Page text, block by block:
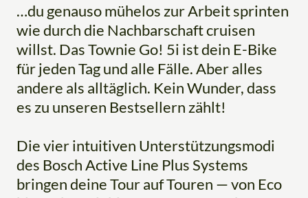
…du genauso mühelos zur Arbeit sprinten
wie durch die Nachbarschaft cruisen
willst. Das Townie Go! 5i ist dein E-Bike
für jeden Tag und alle Fälle. Aber alles
andere als alltäglich. Kein Wunder, dass
es zu unseren Bestsellern zählt!
Die vier intuitiven Unterstützungsmodi
des Bosch Active Line Plus Systems
bringen deine Tour auf Touren — von Eco